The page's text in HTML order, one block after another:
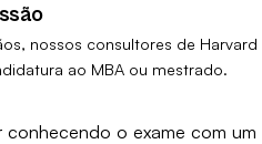
nossos consultores de Harvard
ao MBA ou mestrado.
o exame com um